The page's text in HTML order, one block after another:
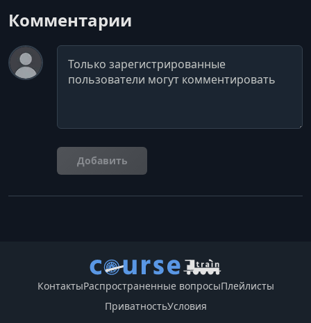
Комментарии
Комментарий
Добавить
КонтактыРаспространенные вопросыПлейлисты
ПриватностьУсловия